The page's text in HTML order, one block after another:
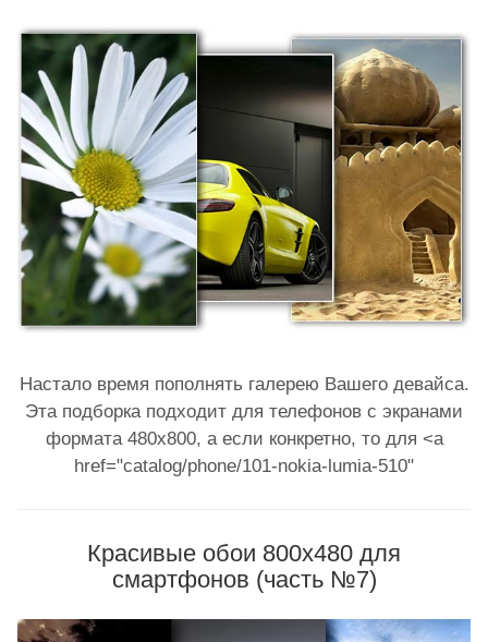
Настало время пополнять галерею Вашего девайса.
Эта подборка подходит для телефонов с экранами
формата 480x800, а если конкретно, то для <a
href="catalog/phone/101-nokia-lumia-510"
Красивые обои 800x480 для
смартфонов (часть №7)